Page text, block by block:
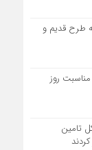
طرح قدیم و
روز
تامین